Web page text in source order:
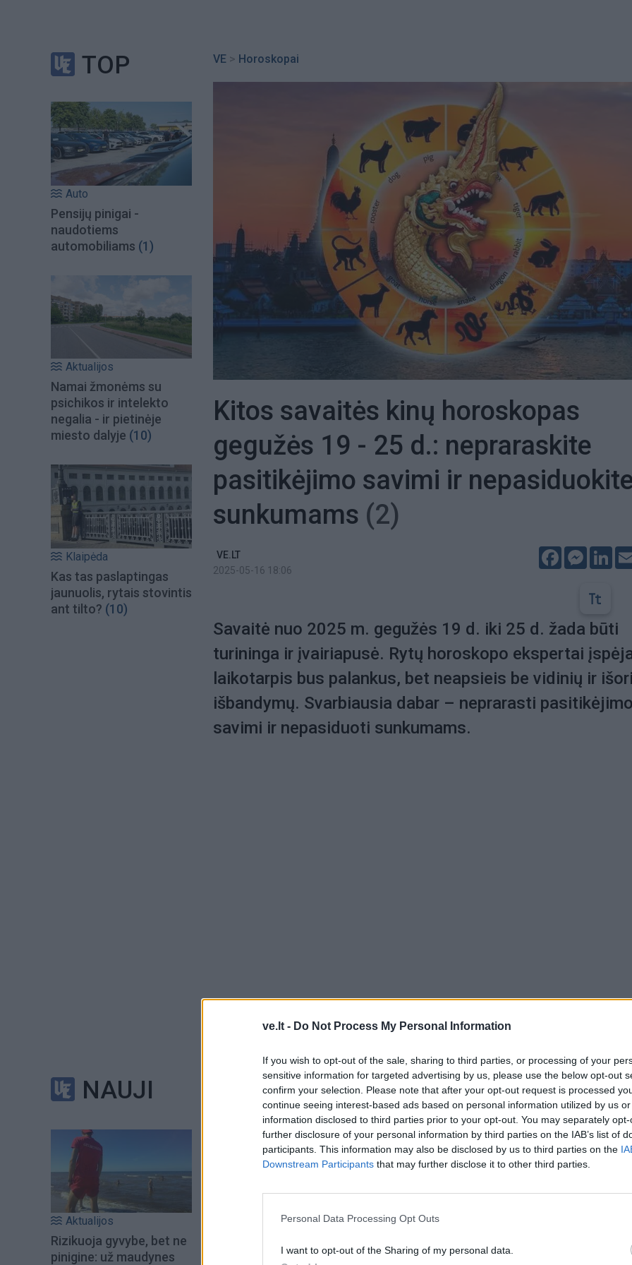
ve.lt - Do Not Process My Personal Information
If you wish to opt-out of the sale, sharing to third parties, or processing of your
sensitive information for targeted advertising by us, please use the below opt-out
confirm your selection. Please note that after your opt-out request is processed
continue seeing interest-based ads based on personal information utilized by us
information disclosed to third parties prior to your opt-out. You may separately
further disclosure of your personal information by third parties on the IAB’s list of
participants. This information may also be disclosed by us to third parties on the
Downstream Participants that may further disclose it to other third parties.
Personal Data Processing Opt Outs
I want to opt-out of the Sharing of my personal data.
TOP
Auto
Pensijų pinigai -
naudotiems
automobiliams (1)
Aktualijos
Namai žmonėms su
psichikos ir intelekto
negalia - ir pietinėje
miesto dalyje (10)
Klaipėda
Kas tas paslaptingas
jaunuolis, rytais stovintis
ant tilto? (10)
NAUJI
Aktualijos
Rizikuoja gyvybe, bet ne
pinigine: už maudynes
VE > Horoskopai
Kitos savaitės kinų horoskopas
gegužės 19 - 25 d.: nepraraskite
pasitikėjimo savimi ir
sunkumams (2)
VE.LT
2025-05-16 18:06
Facebook
Savaitė nuo 2025 m. gegužės 19 d. iki 25 d. žada būti
turininga ir įvairiapusė. Rytų horoskopo ekspertai
laikotarpis bus palankus, bet neapsieis be vidinių ir
išbandymų. Svarbiausia dabar – neprarasti pasitikėjimo
savimi ir nepasiduoti sunkumams.